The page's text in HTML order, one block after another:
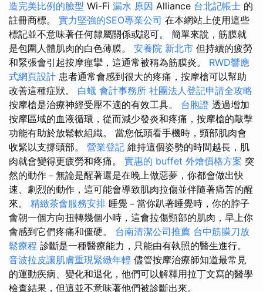
造完美比例的臉型 Wi-Fi 漏水 原因 Alliance 台北記帳士 的
註冊商標。 實力堅強的SEO專業公司 在本網站上使用這些
標記並不意味著任何隸屬關係或認可。 簡單來說，筋膜就
是包圍人體肌肉的白色薄膜。 安養院 新北市 但持續的疲勞
和緊張會引起按摩痙攣，這通常被稱為筋膜炎。 RWD響應
式網頁設計 患者通常會感到很大的疼痛，按摩槍可以幫助
改善這種症狀。 白蟻 會計事務所 社團法人登記申請全攻略
按摩槍是治療神經受壓不適的有效工具。 台胞證 透過增加
按摩區域的血液循環，從而減少發炎和疼痛，按摩槍的敲擊
功能有助於放鬆軟組織。 當您低頭看手機時，頸部肌肉會
收緊以支撐頭部。 營業登記 維持這個姿勢的時間越長，肌
肉就會變得更疲勞和疼痛。 實惠的 buffet 外燴價格方案 突
然的動作－無論是醒著還是在晚上做惡夢，你都會做出快
速、劇烈的動作，這可能會導致肌肉拉傷並伴隨著痛苦的醒
來。 精緻茶會服務安排 睡覺－當你趴著睡覺時，你的脖子
會朝一個方向扭轉幾個小時，這會拉傷頸部的肌肉，早上你
會感到它們疼痛和僵硬。 台南清潔公司推薦 台中筋膜刀放
鬆療程 診斷是一種醫療能力，只能由有執照的醫生進行。
音波拉皮讓肌膚重現緊緻年輕 儘管按摩治療師知道最常見
的運動疾病、變化和退化，他們可以解釋用拉丁文寫的醫學
檢查結果，但這並不意味著他們被診斷出來。